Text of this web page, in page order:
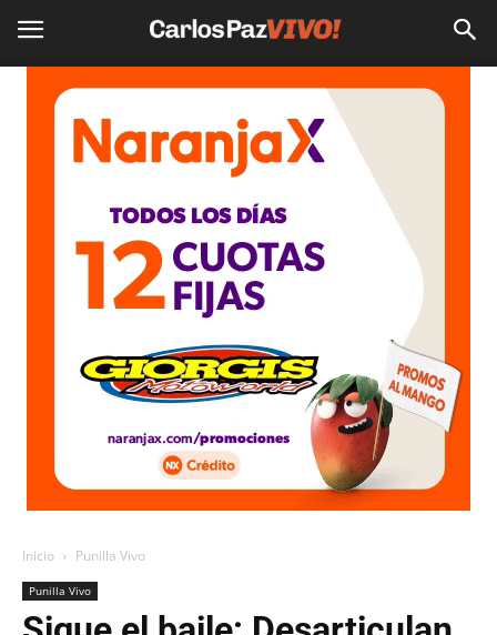
Inicio Punilla Vivo
Punilla Vivo